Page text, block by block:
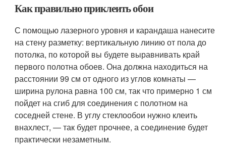
Как правильно приклеить обои
С помощью лазерного уровня и карандаша нанесите
на стену разметку: вертикальную линию от пола до
потолка, по которой вы будете выравнивать край
первого полотна обоев. Она должна находиться на
расстоянии 99 см от одного из углов комнаты —
ширина рулона равна 100 см, так что примерно 1 см
пойдет на сгиб для соединения с полотном на
соседней стене. В углу стеклообои нужно клеить
внахлест, — так будет прочнее, а соединение будет
практически незаметным.